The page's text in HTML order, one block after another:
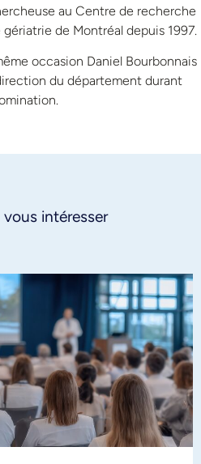
au Centre de recherche
de Montréal depuis 1997.
occasion Daniel Bourbonnais
du département durant
intéresser